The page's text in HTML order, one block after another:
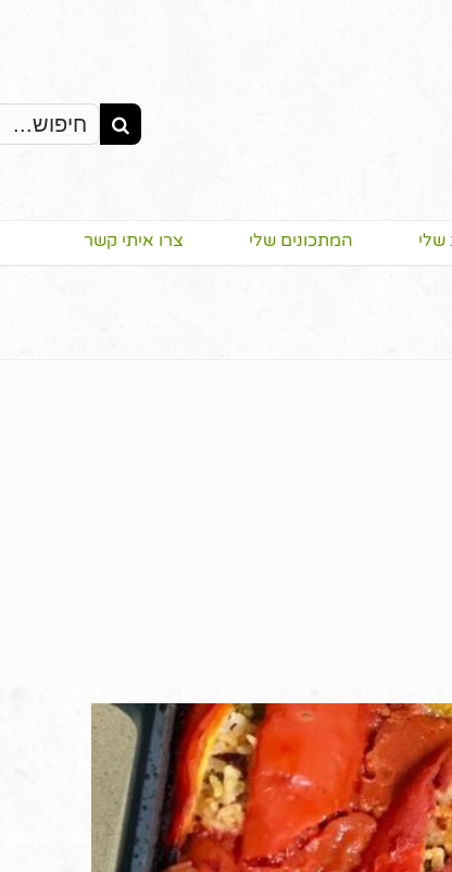
Search
for:
שלי המתכונים שלי צרו איתי קשר